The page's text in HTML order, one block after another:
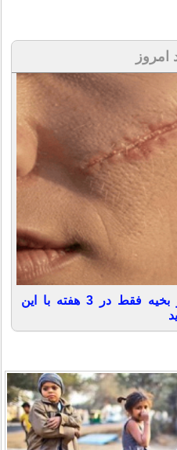
امروز
کاهش چشمگیر جای زخم و بخیه فقط در 3 هفته با این